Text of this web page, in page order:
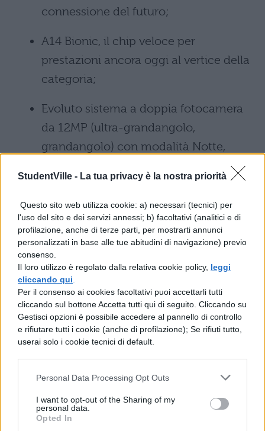
StudentVille - La tua privacy è la nostra priorità
Questo sito web utilizza cookie: a) necessari (tecnici) per
l'uso del sito e dei servizi annessi; b) facoltativi (analitici e di
profilazione, anche di terze parti, per mostrarti annunci
personalizzati in base alle tue abitudini di navigazione) previo
consenso.
Il loro utilizzo è regolato dalla relativa cookie policy, leggi
cliccando qui
Per il consenso ai cookies facoltativi puoi accettarli tutti
cliccando sul bottone Accetta tutti qui di seguito. Cliccando su
Gestisci opzioni è possibile accedere al pannello di controllo
e rifiutare tutti i cookie (anche di profilazione); Se rifiuti tutto,
userai solo i cookie tecnici di default.
Personal Data Processing Opt Outs
I want to opt-out of the Sharing of my
personal data.
Opted In
connessione del futuro;
A14 Bionic, il chip veloce per
prestazioni ancora oggi al vertice della
categoria;
Evoluto sistema a doppia fotocamera
da 12MP (ultra-grandangolo,
grandangolo) con modalità Notte,
registrazione video HDR a 4K in Dolby
Vision;
Fotocamera anteriore TrueDepth da
12MP con modalità Notte e
registrazione video HDR a 4K in Dolby
Vision. Tutti invidieranno i vostri selfie
all’università;
Resistenza all’acqua di grado IP68, la
migliore del settore;